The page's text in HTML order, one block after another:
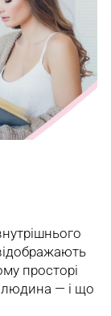
просторі
людина — і що